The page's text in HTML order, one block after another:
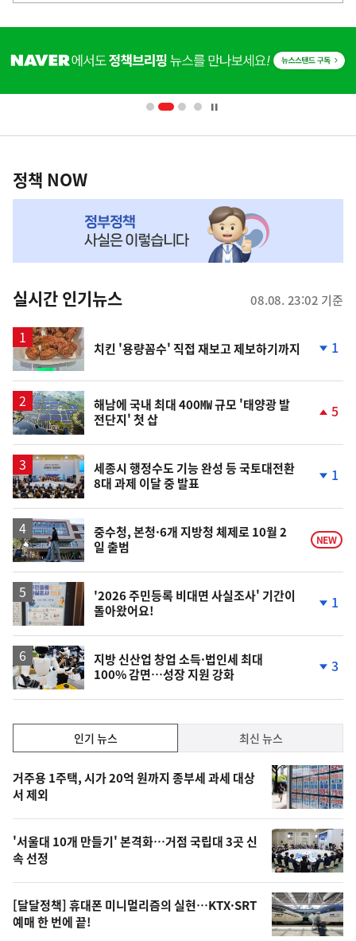
단
영
책
NOW,
뉴
스
정책 NOW
실시간 인기뉴스 08.08. 23:02 기준
치킨 '용량꼼수' 직접 재보고 제보하기까지
하
1
해남에 국내 최대 400㎿ 규모 '태양광 발
전단지' 첫 삽
상
5
세종시 행정수도 기능 완성 등 국토대전환
8대 과제 이달 중 발표
하
락
1
중수청, 본청·6개 지방청 체제로 10월 2
일 출범
NEW
'2026 주민등록 비대면 사실조사' 기간이
돌아왔어요!
하
1
지방 신산업 창업 소득·법인세 최대
100% 감면…성장 지원 강화
하
락
3
기,
최
신,
오
늘
의
영
상
인기 뉴스 최신 뉴스
기
뉴
스
거주용 1주택, 시가 20억 원까지 종부세 과세 대상
서 제외
'서울대 10개 만들기' 본격화…거점 국립대 3곳 신
속 선정
[달달정책] 휴대폰 미니멀리즘의 실현…KTX·SRT
예매 한 번에 끝!